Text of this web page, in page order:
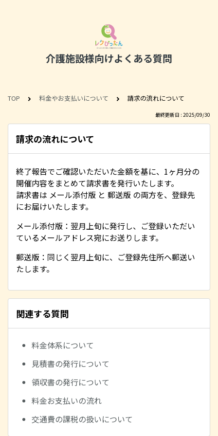
介護施設様向けよくある質問
TOP 料金やお支払いについて 請求の流れについて
最終更新日 : 2025/09/30
請求の流れについて
終了報告でご確認いただいた金額を基に、1ヶ月分の
開催内容をまとめて請求書を発行いたします。
請求書は メール添付版 と 郵送版 の両方を、登録先
にお届けいたします。
メール添付版：翌月上旬に発行し、ご登録いただい
ているメールアドレス宛にお送りします。
郵送版：同じく翌月上旬に、ご登録先住所へ郵送い
たします。
関連する質問
料金体系について
見積書の発行について
領収書の発行について
料金お支払いの流れ
交通費の課税の扱いについて